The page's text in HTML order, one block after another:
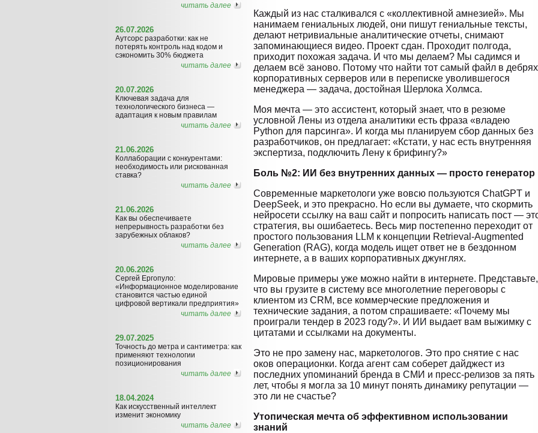
читать далее
26.07.2026
Аутсорс разработки: как не
потерять контроль над кодом и
сэкономить 30% бюджета
читать далее
20.07.2026
Ключевая задача для
технологического бизнеса —
адаптация к новым правилам
читать далее
21.06.2026
Коллаборации с конкурентами:
необходимость или рискованная
ставка?
читать далее
21.06.2026
Как вы обеспечиваете
непрерывность разработки без
зарубежных облаков?
читать далее
20.06.2026
Сергей Ергопуло:
«Информационное моделирование
становится частью единой
цифровой вертикали предприятия»
читать далее
29.07.2025
Точность до метра и сантиметра: как
применяют технологии
позиционирования
читать далее
18.04.2024
Как искусственный интеллект
изменит экономику
читать далее
Каждый из нас сталкивался с «коллективной амнезией». Мы
нанимаем гениальных людей, они пишут гениальные тексты,
делают нетривиальные аналитические отчеты, снимают
запоминающиеся видео. Проект сдан. Проходит полгода,
приходит похожая задача. И что мы делаем? Мы садимся и
делаем всё заново. Потому что найти тот самый файл в дебрях
корпоративных серверов или в переписке уволившегося
менеджера — задача, достойная Шерлока Холмса.
Моя мечта — это ассистент, который знает, что в резюме
условной Лены из отдела аналитики есть фраза «владею
Python для парсинга». И когда мы планируем сбор данных без
разработчиков, он предлагает: «Кстати, у нас есть внутренняя
экспертиза, подключить Лену к брифингу?»
Боль №2: ИИ без внутренних данных — просто генератор
Современные маркетологи уже вовсю пользуются ChatGPT и
DeepSeek, и это прекрасно. Но если вы думаете, что скормить
нейросети ссылку на ваш сайт и попросить написать пост —
стратегия, вы ошибаетесь. Весь мир постепенно переходит от
простого пользования LLM к концепции Retrieval-Augmented
Generation (RAG), когда модель ищет ответ не в бездонном
интернете, а в ваших корпоративных джунглях.
Мировые примеры уже можно найти в интернете. Представьте,
что вы грузите в систему все многолетние переговоры с
клиентом из CRM, все коммерческие предложения и
технические задания, а потом спрашиваете: «Почему мы
проиграли тендер в 2023 году?». И ИИ выдает вам выжимку с
цитатами и ссылками на документы.
Это не про замену нас, маркетологов. Это про снятие с нас
оков операционки. Когда агент сам соберет дайджест из
последних упоминаний бренда в СМИ и пресс-релизов за пять
лет, чтобы я могла за 10 минут понять динамику репутации —
это ли не счастье?
Утопическая мечта об эффективном использовании
знаний